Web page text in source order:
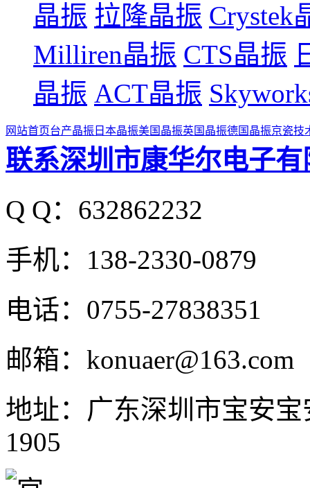
晶振 拉隆晶振 Crystek
Milliren晶振 CTS晶振
晶振 ACT晶振
网站首页台产晶振 日本晶振美国晶振英国晶振德国晶振京瓷技
联系深圳市康华尔电子有
Q Q：632862232
手机：138-2330-0879
电话：0755-27838351
邮箱：konuaer@163.com
地址：广东深圳市宝安
1905